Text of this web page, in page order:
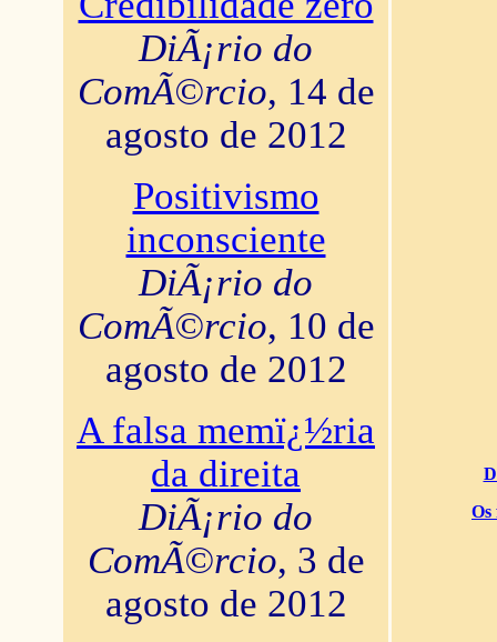
DiÃ¡rio do
ComÃ©rcio, 14 de
agosto de 2012
Positivismo
inconsciente
DiÃ¡rio do
ComÃ©rcio, 10 de
agosto de 2012
A falsa memï¿½ria
da direita
DiÃ¡rio do
ComÃ©rcio, 3 de
agosto de 2012
Os